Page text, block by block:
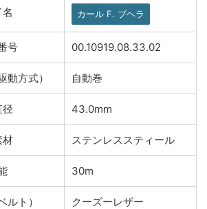
カール F. ブヘラ
号 00.10919.08.33.02
動方式） 自動巻
径 43.0mm
材 ステンレススティール
30m
ルト） クーズーレザー